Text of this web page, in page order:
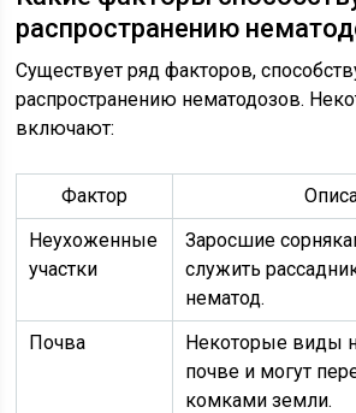
распространению
Существует ряд факторов,
распространению нематодозов.
включают:
Фактор
Неухоженные
участки
Заросшие
служить
нематод.
Почва
Некоторые виды
почве и могут
комками земли.